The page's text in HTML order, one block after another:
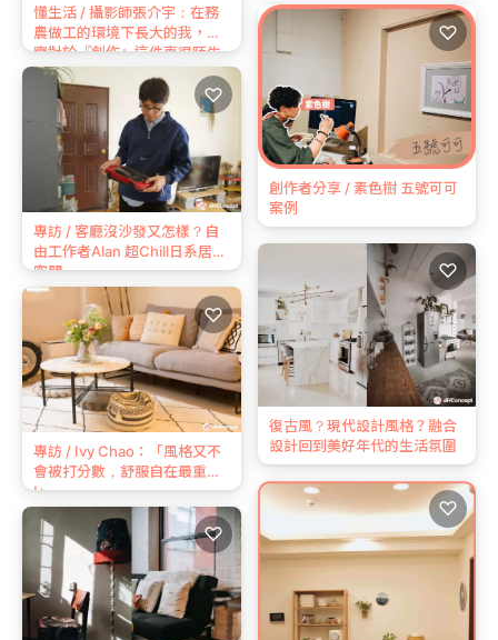
懂生活 / 攝影師張介宇：在務
農做⼯的環境下長⼤的我，其
實對於『創作』這件事很陌⽣
專訪 / 客廳沒沙發又怎樣？自
由工作者Alan 超Chill日系居家
空間
♡
專訪 / Ivy Chao：「風格又不
會被打分數，舒服自在最重要
!」
♡
創作者分享 / 素色樹 五號可可
案例
♡
♡
復古風？現代設計風格？融合
設計回到美好年代的生活氛圍
♡
♡